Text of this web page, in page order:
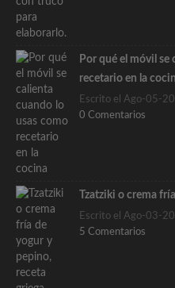
Por qué el móvil
recetario en la
Escrito el Ago-05-
0 Comentarios
Tzatziki o crema
Escrito el Ago-03-
5 Comentarios